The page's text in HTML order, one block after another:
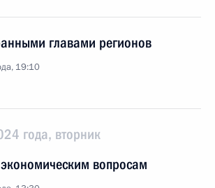
главами регионов
19:10
года, вторник
вопросам